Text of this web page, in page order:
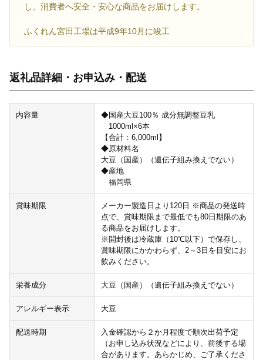
し、消費者へ安全・安心な商品をお届けします。
ふくれん宮田工場は平成9年10月に竣工
返礼品詳細・お申込み・配送
内容量
◆国産大豆100％ 成分無調整豆乳
1000ml×6本
【合計：6,000ml】
◆原材料名
大豆（国産）（遺伝子組み換えでない）
◆産地
福岡県
賞味期限
メーカー製造日より120日 ※商品の発送時
点で、賞味期限まで最低でも80日期限のあ
る商品をお届けします。
※開封後は冷蔵庫（10℃以下）で保存し、
賞味期限にかかわらず、2～3日を目安にお
飲みください。
栄養成分 大豆（国産）（遺伝子組み換えでない）
アレルギー表示 大豆
配送時期
入金確認から２か月程度で順次出荷予定
（お申し込み状況などにより、前後する場
合があります。あらかじめ、ご了承くださ